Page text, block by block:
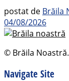
postat de Brăila
04/08/2026
© Brăila
Navigate Site